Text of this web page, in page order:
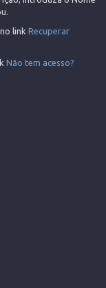
link Recuperar
Não tem acesso?